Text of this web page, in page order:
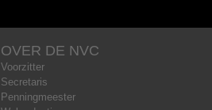
OVER DE NVC
Voorzitter
Secretaris
Penningmeester